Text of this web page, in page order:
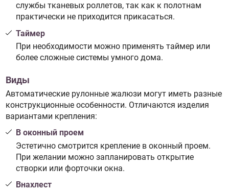
службы тканевых роллетов, так как к полотнам
практически не приходится прикасаться.
Таймер
При необходимости можно применять таймер или
более сложные системы умного дома.
Виды
Автоматические рулонные жалюзи могут иметь разные
конструкционные особенности. Отличаются изделия
вариантами крепления:
В оконный проем
Эстетично смотрится крепление в оконный проем.
При желании можно запланировать открытие
створки или форточки окна.
Внахлест